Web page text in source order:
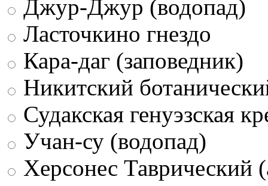
Джур-Джур (водопад)
Ласточкино гнездо
Кара-даг (заповедник)
Никитский
Судакская генуэзская
Учан-су (водопад)
Херсонес Таврический